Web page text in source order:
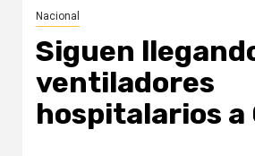
Nacional
Siguen
ventiladores
hospitalarios a